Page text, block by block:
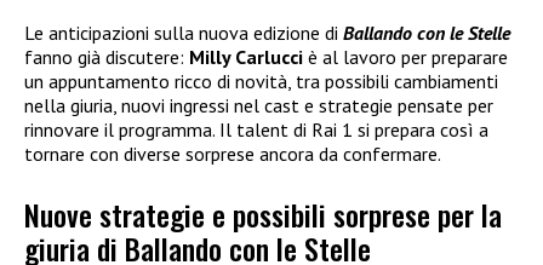
Le anticipazioni sulla nuova edizione di Ballando con le Stelle
fanno già discutere: Milly Carlucci è al lavoro per preparare
un appuntamento ricco di novità, tra possibili cambiamenti
nella giuria, nuovi ingressi nel cast e strategie pensate per
rinnovare il programma. Il talent di Rai 1 si prepara così a
tornare con diverse sorprese ancora da confermare.
Nuove strategie e possibili sorprese per la
giuria di Ballando con le Stelle